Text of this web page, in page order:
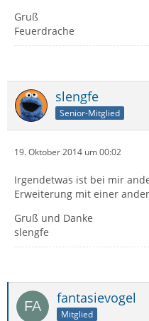
Gruß
Feuerdrache
slengfe
Senior-Mitglied
19. Oktober 2014 um 00:02
Irgendetwas ist bei mir
Erweiterung mit einer
Gruß und Danke
slengfe
fantasievogel
Mitglied